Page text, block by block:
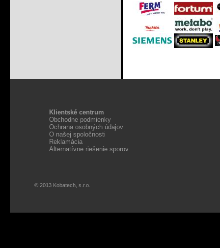
Klientské centrum
Obchodne podmienky
Ochrana osobných údajov
O našej spoločnosti
Reklamácia
Alternatívne riešenie sporov
© 2013 Kobatech, s.r.o.